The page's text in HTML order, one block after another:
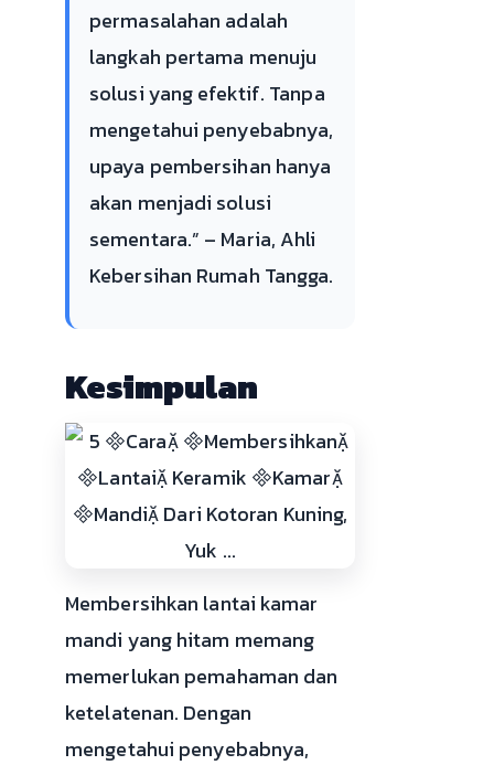
permasalahan adalah
langkah pertama menuju
solusi yang efektif. Tanpa
mengetahui penyebabnya,
upaya pembersihan hanya
akan menjadi solusi
sementara.” – Maria, Ahli
Kebersihan Rumah Tangga.
Kesimpulan
Membersihkan lantai kamar
mandi yang hitam memang
memerlukan pemahaman dan
ketelatenan. Dengan
mengetahui penyebabnya,